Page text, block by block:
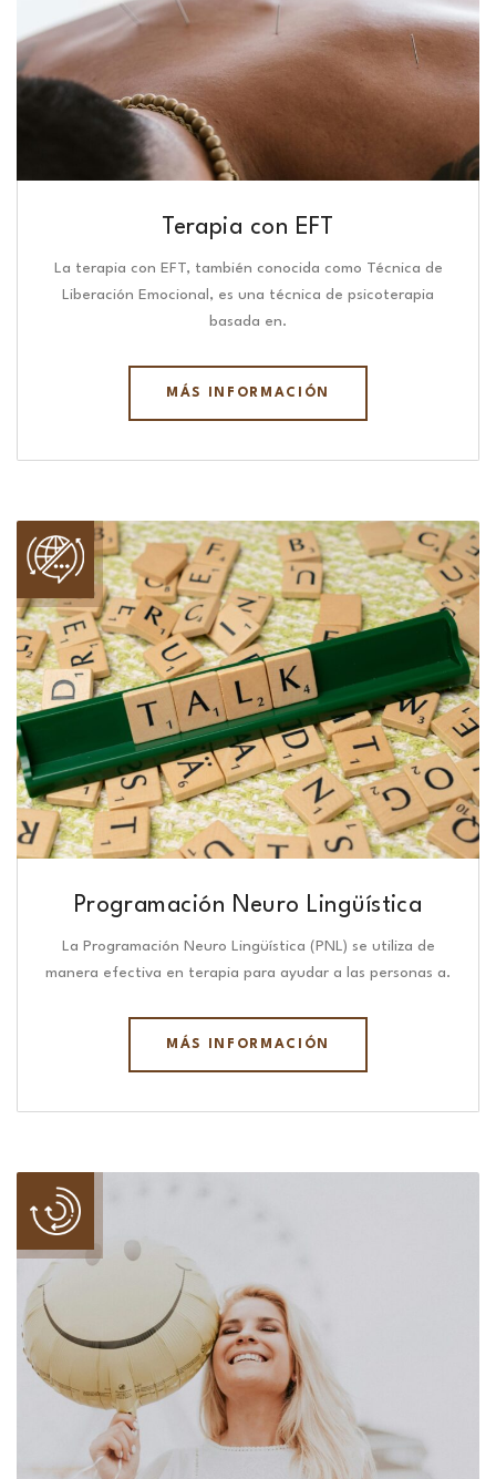
Terapia con EFT
La terapia con EFT, también conocida como Técnica de
Liberación Emocional, es una técnica de psicoterapia
basada en.
MÁS INFORMACIÓN
Programación Neuro Lingüística​
La Programación Neuro Lingüística (PNL) se utiliza de
manera efectiva en terapia para ayudar a las personas a.
MÁS INFORMACIÓN